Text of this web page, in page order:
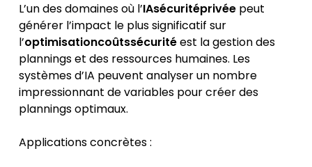
L’un des domaines où l’IAsécuritéprivéepeut
générer l’impact le plus significatif sur
l’optimisationcoûtssécuritéest la gestion des
plannings et des ressources humaines. Les
systèmes d’IA peuvent analyser un nombre
impressionnant de variables pour créer des
plannings optimaux.
Applications concrètes :